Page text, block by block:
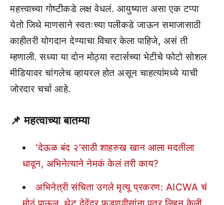
महत्त्वाच्या गोष्टीकडे लक्ष वेधलं. आयुष्यात असा एक टप्पा
येतो जिथे माणसाने स्वतःच्या पलीकडे जाऊन समाजासाठी
काहीतरी योगदान देण्याचा विचार केला पाहिजे, असं ती
म्हणाली. सध्या या दोन मोठ्या स्टार्सच्या भेटीचे फोटो सोशल
मीडियावर चांगलेच व्हायरल होत असून चाहत्यांमध्ये याची
जोरदार चर्चा आहे.
📌महत्वाच्या बातम्या
‘देऊळ बंद २’साठी शाहरुख खान आला मदतीला
धावून, अभिनेत्याने नेमकं केलं तरी काय?
अभिनेत्री संचिता उगले मृत्यू प्रकरण: AICWA चं